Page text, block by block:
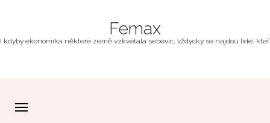
Femax
I kdyby ekonomika některé země vzkvétala sebevíc, vždycky se najdou lidé,